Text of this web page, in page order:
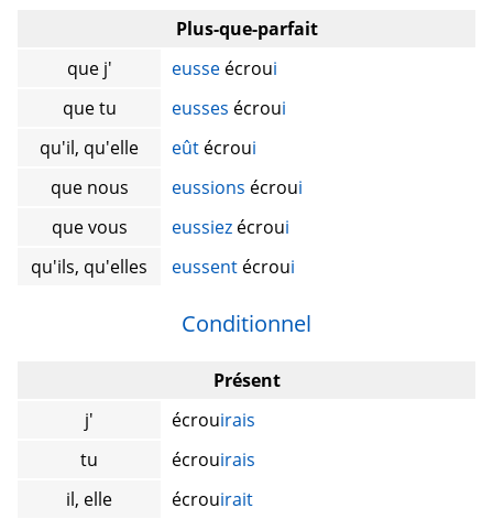
Plus-que-parfait
que j'
eusse écroui
que tu
eusses écroui
qu'il, qu'elle
eût écroui
que nous
eussions écroui
que vous
eussiez écroui
qu'ils, qu'elles
eussent écroui
Conditionnel
Présent
j'
écrouirais
tu
écrouirais
il, elle
écrouirait